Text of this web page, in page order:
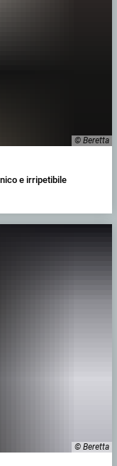
© Beretta
e irripetibile
© Beretta